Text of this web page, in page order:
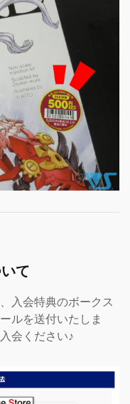
て
入会特典のボークス
ルを送付いたしま
会ください♪